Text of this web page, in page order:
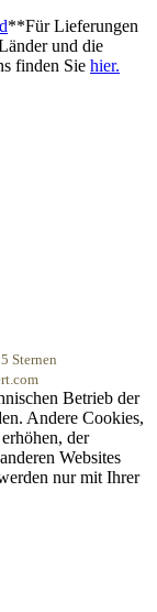
**Für Lieferungen
und die
finden Sie hier.
5 Sternen
Betrieb der
Andere Cookies,
der
Websites
nur mit Ihrer